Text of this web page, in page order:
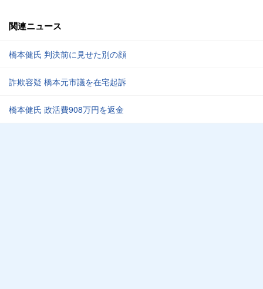
関連ニュース
橋本健氏 判決前に見せた別の顔
詐欺容疑 橋本元市議を在宅起訴
橋本健氏 政活費908万円を返金